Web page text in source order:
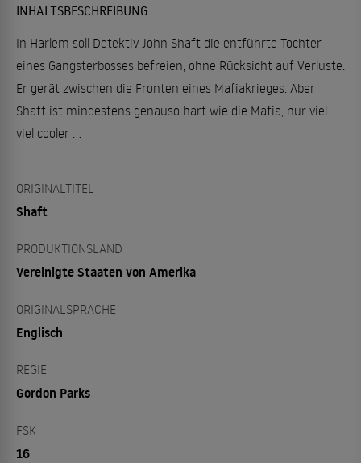
INHALTSBESCHREIBUNG
In Harlem soll Detektiv John Shaft die entführte Tochter
eines Gangsterbosses befreien, ohne Rücksicht auf Verluste.
Er gerät zwischen die Fronten eines Mafiakrieges. Aber
Shaft ist mindestens genauso hart wie die Mafia, nur viel
viel cooler …
ORIGINALTITEL
Shaft
PRODUKTIONSLAND
Vereinigte Staaten von Amerika
ORIGINALSPRACHE
Englisch
REGIE
Gordon Parks
FSK
16